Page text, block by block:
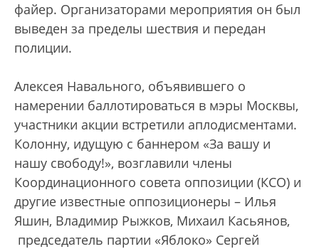
файер. Организаторами мероприятия он был
выведен за пределы шествия и передан
полиции.
Алексея Навального, объявившего о
намерении баллотироваться в мэры Москвы,
участники акции встретили аплодисментами.
Колонну, идущую с баннером «За вашу и
нашу свободу!», возглавили члены
Координационного совета оппозиции (КСО) и
другие известные оппозиционеры – Илья
Яшин, Владимир Рыжков, Михаил Касьянов,
председатель партии «Яблоко» Сергей